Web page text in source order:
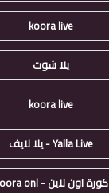
koora live
يلا شوت
koora live
Yalla Live - يلا لايف
كورة اون لاين - koora onl